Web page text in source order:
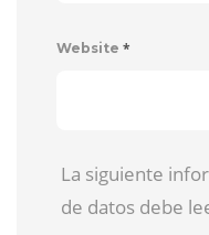
Website *
La siguiente
de datos debe